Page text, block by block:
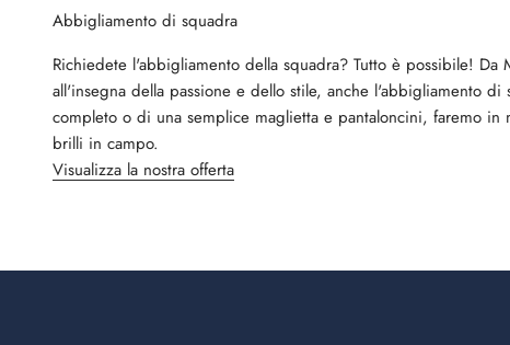
Abbigliamento di squadra
Richiedete l'abbigliamento della squadra? Tutto è possibile! Da
all'insegna della passione e dello stile, anche l'abbigliamento
completo o di una semplice maglietta e pantaloncini, faremo in
brilli in campo.
Visualizza la nostra offerta